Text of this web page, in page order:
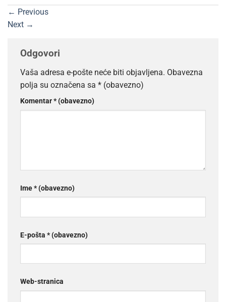
← Previous
Next →
Odgovori
Vaša adresa e-pošte neće biti objavljena. Obavezna
polja su označena sa * (obavezno)
Komentar* (obavezno)
Ime* (obavezno)
E-pošta * (obavezno)
Web-stranica